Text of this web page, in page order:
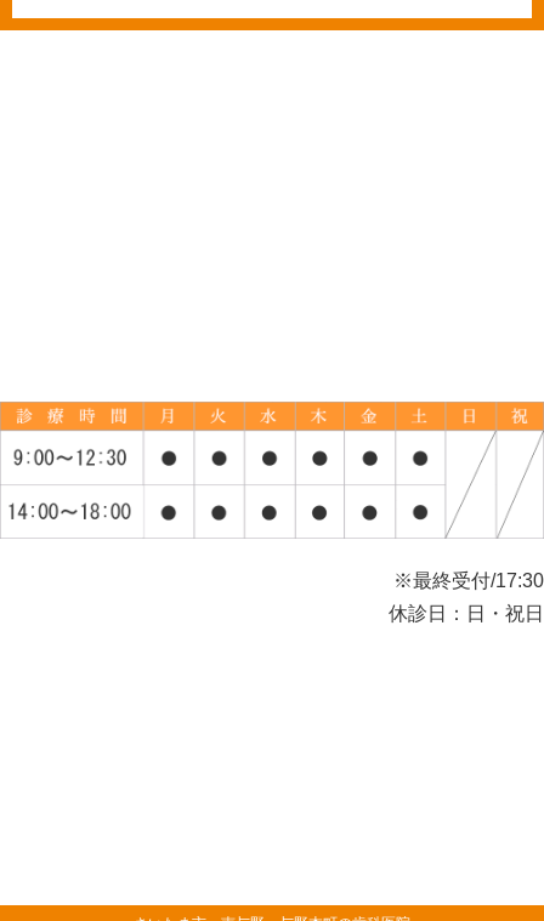
※最終受付/17:30
休診日：日・祝日